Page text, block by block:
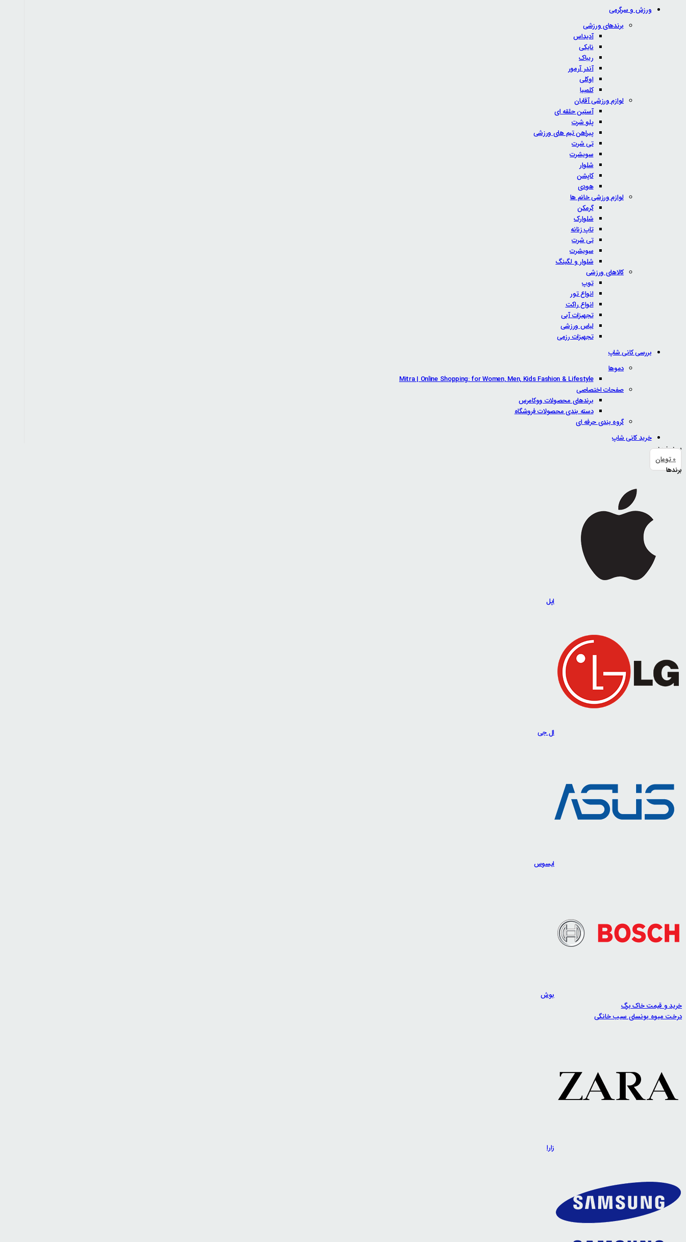
ورزش و سرگرمی
برندهای ورزشی
آدیداس
نایکی
ریباک
آندر آرمور
اوکلی
کلمبیا
لوازم ورزشی آقایان
آستین حلقه ای
پلو شرت
پیراهن تیم های ورزشی
تی شرت
سویشرت
شلوار
کاپشن
هودی
لوازم ورزشی خانم ها
گرمکن
شلوارک
تاپ زنانه
تی شرت
سویشرت
شلوار و لگینگ
کالاهای ورزشی
توپ
انواع تور
انواع راکت
تجهیزات آبی
لباس ورزشی
تجهیزات رزمی
بررسی کانی شاپ
دموها
Mitra | Online Shopping: for Women, Men, Kids Fashion & Lifestyle
صفحات اختصاصی
برندهای محصولات ووکامرس
دسته بندی محصولات فروشگاه
گروه بندی حرفه ای
خرید کانی شاپ
سبد خرید
0تومان
برندها
اپل
ال جی
ایسوس
بوش
خرید و قیمت خاک برگ
درخت میوه بونسای سیب خانگی
زارا